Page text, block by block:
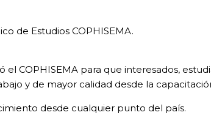
de Estudios COPHISEMA.
COPHISEMA para que interesados,
y de mayor calidad desde la
desde cualquier punto del país.